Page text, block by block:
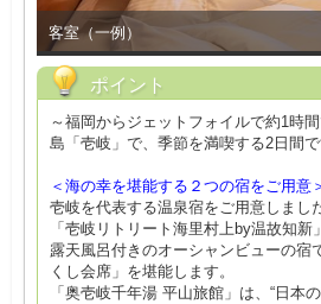
客室（一例）
ポイント
～福岡からジェットフォイルで約1時
島「壱岐」で、季節を満喫する2日間で
＜海の幸を堪能する２つの宿をご用意
壱岐を代表する温泉宿をご用意しまし
「壱岐リトリート海里村上by温故知新
露天風呂付きのオーシャンビューの宿
くし会席」を堪能します。
「奥壱岐千年湯 平山旅館」は、“日本